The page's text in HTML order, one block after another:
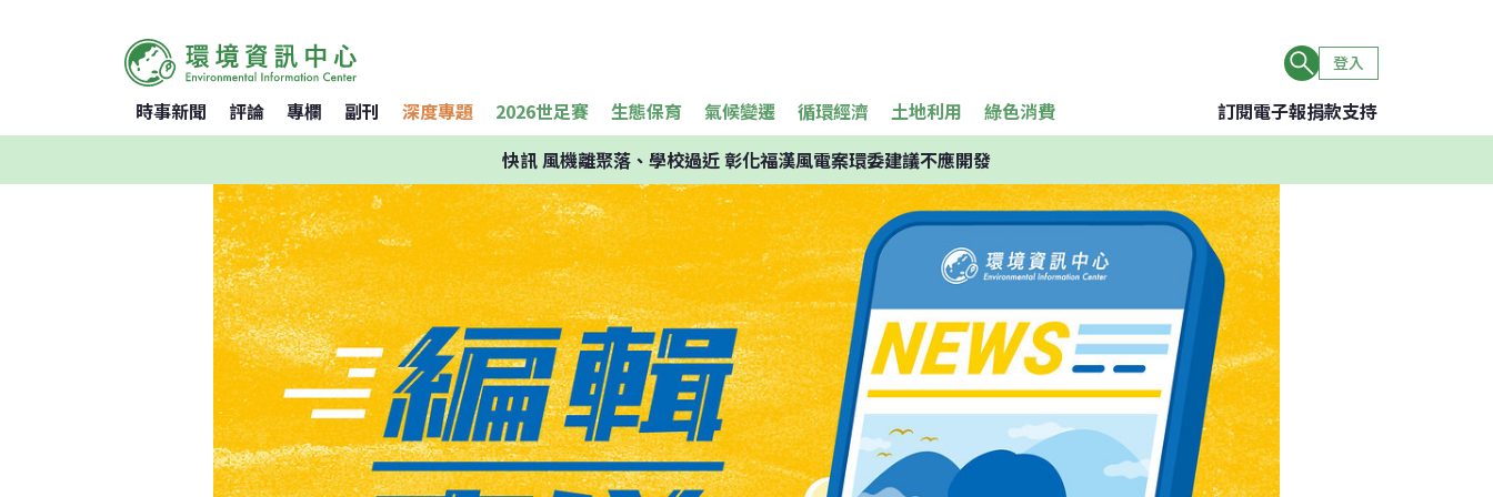
登入
時事新聞 評論 專欄 副刊 深度專題 2026世足賽 生態保育 氣候變遷 循環經濟 土地利用 綠色消費 訂閱電子報捐款支持
快訊風機離聚落、學校過近 彰化福漢風電案環委建議不應開發